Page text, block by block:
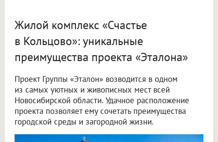
Жилой комплекс «Счастье
в Кольцово»: уникальные
преимущества проекта «Эталона»
Проект Группы «Эталон» возводится в одном
из самых уютных и живописных мест всей
Новосибирской области. Удачное расположение
проекта позволяет ему сочетать преимущества
городской среды и загородной жизни.